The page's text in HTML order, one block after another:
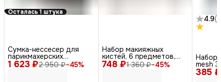
Осталась 1 штука
1 623 ₽2 950 ₽−45%
Сумка-нессесер для
парикмахерских
инструментов C6-17, 748 ₽1 360 ₽−45%
Набор макияжных
кистей, 6 предметов,
серебристый
4.9(9
385 ₽
Набор
mesh 3